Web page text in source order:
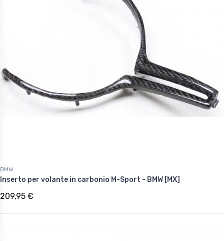
BMW
Inserto per volante in carbonio M-Sport - BMW [MX]
209,95 €